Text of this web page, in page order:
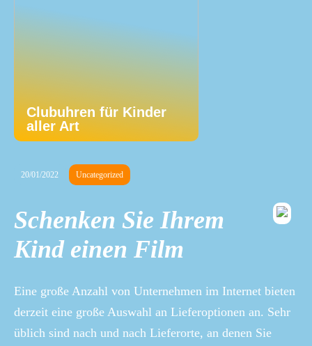
Clubuhren für Kinder
aller Art
20/01/2022 Uncategorized
Schenken Sie Ihrem
Kind einen Film
Eine große Anzahl von Unternehmen im Internet bieten
derzeit eine große Auswahl an Lieferoptionen an. Sehr
üblich sind nach und nach Lieferorte, an denen Sie